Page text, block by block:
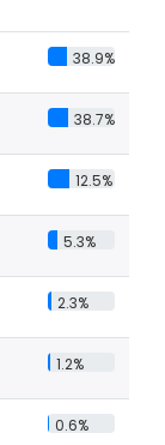
38.9%
38.7%
12.5%
5.3%
2.3%
1.2%
0.6%